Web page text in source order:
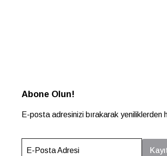
Abone Olun!
E-posta adresinizi bırakarak yeniliklerden
E-Posta Adresi